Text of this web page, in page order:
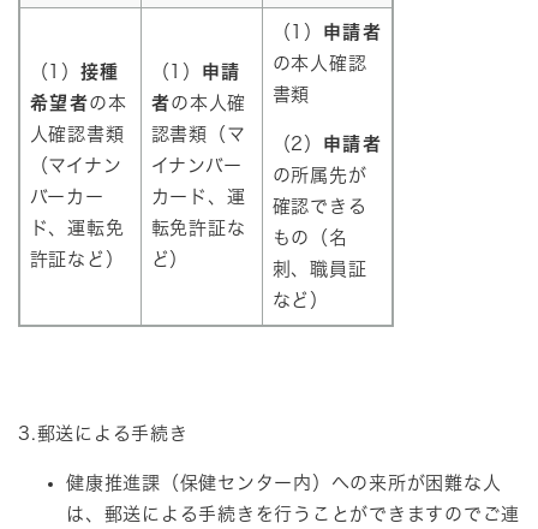
（1） 接種
希望者の本
人確認書類
（マイナン
バーカー
ド、運転免
許証など）
（1） 申請
者の本人確
認書類（マ
イナンバー
カード、運
転免許証な
ど）
（1） 申請者
の本人確認
書類
（2） 申請者
の所属先が
確認できる
もの（名
刺、職員証
など）
3.郵送による手続き
健康推進課（保健センター内）への来所が困難な人
は、郵送による手続きを行うことができますのでご連